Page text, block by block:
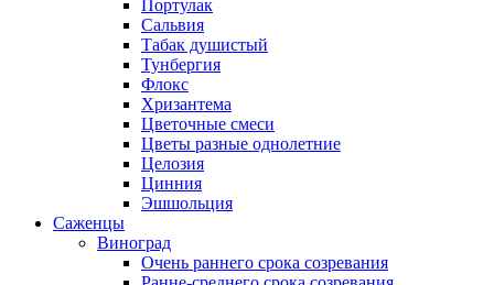
Портулак
Сальвия
Табак душистый
Тунбергия
Флокс
Хризантема
Цветочные смеси
Цветы разные однолетние
Целозия
Цинния
Эшшольция
Саженцы
Виноград
Очень раннего срока созревания